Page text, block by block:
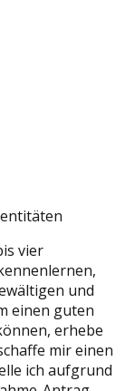
vier
und
einen guten
erhebe
mir einen
ich aufgrund